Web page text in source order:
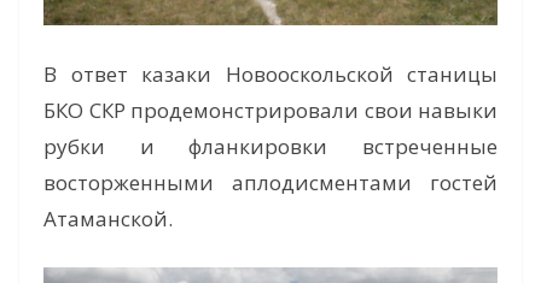
В ответ казаки Новооскольской станицы
БКО СКР продемонстрировали свои навыки
рубки и фланкировки встреченные
восторженными аплодисментами гостей
Атаманской.